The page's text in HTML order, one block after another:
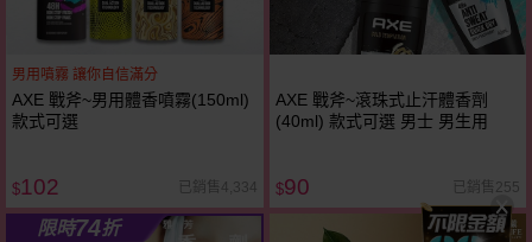
男用噴霧 讓你自信滿分
AXE 戰斧~男用體香噴霧(150ml)
款式可選
$102 已銷售4,334
AXE 戰斧~滾珠式止汗體香劑
(40ml) 款式可選 男士 男生用
$90 已銷售255
限時74折